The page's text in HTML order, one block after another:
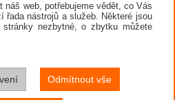
náš web, potřebujeme vědět, co Vás
řada nástrojů a služeb. Některé jsou
nezbytné, o zbytku můžete
Odmítnout vše